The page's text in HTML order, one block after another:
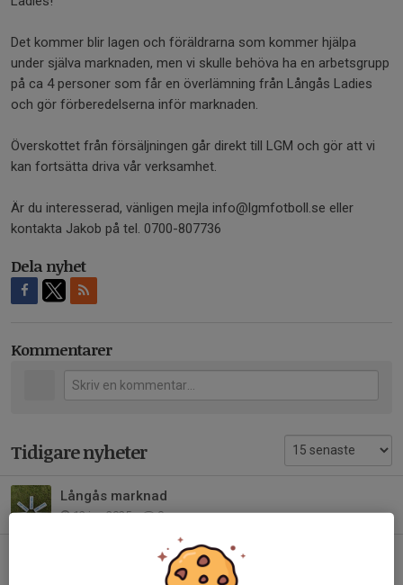
Det kommer blir lagen och föräldrarna som kommer hjälpa
under själva marknaden, men vi skulle behöva ha en arbetsgrupp
på ca 4 personer som får en överlämning från Långås Ladies
och gör förberedelserna inför marknaden.
Överskottet från försäljningen går direkt till LGM och gör att vi
kan fortsätta driva vår verksamhet.
Är du interesserad, vänligen mejla info@lgmfotboll.se eller
kontakta Jakob på tel. 0700-807736
Dela nyhet
Kommentarer
Tidigare nyheter
Långås marknad
12 jun 2025 0
Träningsstart för födda 2020!